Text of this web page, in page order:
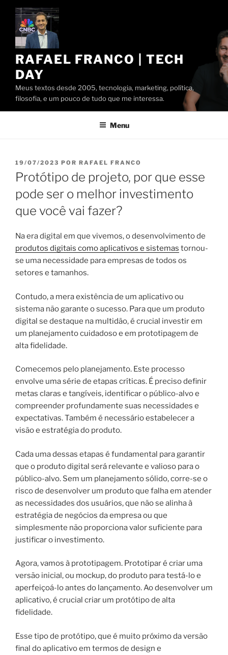
Pular
conteúdo
RAFAEL FRANCO | TECH
DAY
Meus textos desde 2005, tecnologia, marketing, política,
filosofia, e um pouco de tudo que me interessa.
Menu
PUBLICADO
EM
19/07/2023 POR RAFAEL FRANCO
Protótipo de projeto, por que esse
pode ser o melhor investimento
que você vai fazer?
Na era digital em que vivemos, o desenvolvimento de
produtos digitais como aplicativos e sistemas tornou-
se uma necessidade para empresas de todos os
setores e tamanhos.
Contudo, a mera existência de um aplicativo ou
sistema não garante o sucesso. Para que um produto
digital se destaque na multidão, é crucial investir em
um planejamento cuidadoso e em prototipagem de
alta fidelidade.
Comecemos pelo planejamento. Este processo
envolve uma série de etapas críticas. É preciso definir
metas claras e tangíveis, identificar o público-alvo e
compreender profundamente suas necessidades e
expectativas. Também é necessário estabelecer a
visão e estratégia do produto.
Cada uma dessas etapas é fundamental para garantir
que o produto digital será relevante e valioso para o
público-alvo. Sem um planejamento sólido, corre-se o
risco de desenvolver um produto que falha em atender
as necessidades dos usuários, que não se alinha à
estratégia de negócios da empresa ou que
simplesmente não proporciona valor suficiente para
justificar o investimento.
Agora, vamos à prototipagem. Prototipar é criar uma
versão inicial, ou mockup, do produto para testá-lo e
aperfeiçoá-lo antes do lançamento. Ao desenvolver um
aplicativo, é crucial criar um protótipo de alta
fidelidade.
Esse tipo de protótipo, que é muito próximo da versão
final do aplicativo em termos de design e